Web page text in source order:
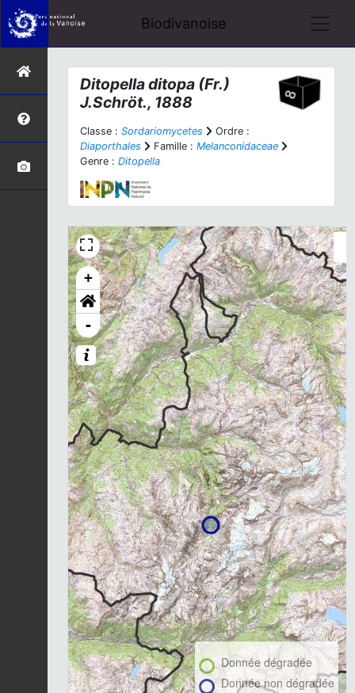
Biodivanoise
Ditopella ditopa (Fr.)
J.Schröt., 1888
Classe : Sordariomycetes
Ordre :
Diaporthales
Famille : Melanconidaceae
Genre : Ditopella
+
-
Donnée dégradée
Donnée non dégradée